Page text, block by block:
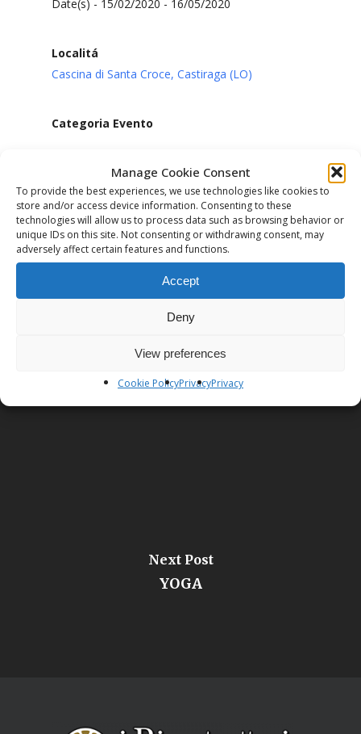
Manage Cookie Consent
To provide the best experiences, we use technologies like cookies to
store and/or access device information. Consenting to these
technologies will allow us to process data such as browsing behavior or
unique IDs on this site. Not consenting or withdrawing consent, may
adversely affect certain features and functions.
Accept
Deny
View preferences
Cookie PolicyPrivacyPrivacy
Date(s) - 15/02/2020 - 16/05/2020
Localitá
Cascina di Santa Croce, Castiraga (LO)
Categoria Evento
San Croce - Castiraga
Visualizzazioni : 553
Previous Post
COMUNICAZIONE IMPORTANTE
Next Post
YOGA